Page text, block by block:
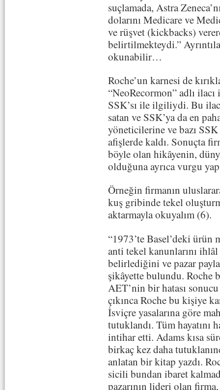
suçlamada, Astra
dolarını Medicare ve
ve rüşvet (kickbacks)
belirtilmekteydi.”
okunabilir…
Roche’un karnesi de
“NeoRecormon” adlı
SSK’sı ile ilgiliydi. Bu
satan ve SSK’ya da en
yöneticilerine ve bazı
afişlerde kaldı. Sonuçta
böyle olan hikâyenin,
olduğuna ayrıca vurgu
Örneğin firmanın
kuş gribinde tekel
aktarmayla okuyalım (6).
“1973’te Basel’deki ürün
anti tekel kanunlarını
belirlediğini ve pazar
şikâyette bulundu. Roche
AET’nin bir hatası sonucu
çıkınca Roche bu kişiye
İsviçre yasalarına göre
tutuklandı. Tüm hayatını
intihar etti. Adams kısa
birkaç kez daha
anlatan bir kitap yazdı.
sicili bundan ibaret
pazarının lideri olan